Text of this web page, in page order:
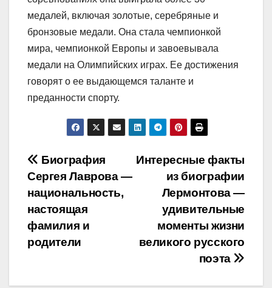
медалей, включая золотые, серебряные и
бронзовые медали. Она стала чемпионкой
мира, чемпионкой Европы и завоевывала
медали на Олимпийских играх. Ее достижения
говорят о ее выдающемся таланте и
преданности спорту.
Навигация
по
записям
Интересные факты
из биографии
Лермонтова —
удивительные
моменты жизни
великого русского
поэта
Биография
Сергея Лаврова —
национальность,
настоящая
фамилия и
родители